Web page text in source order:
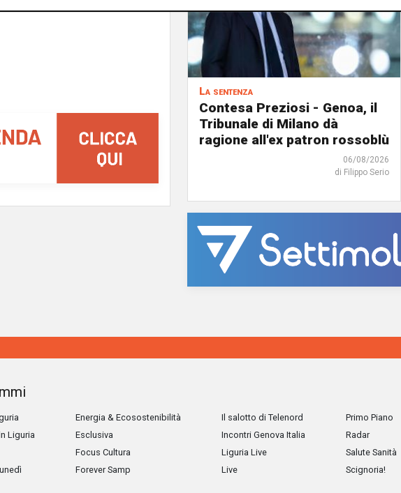
La sentenza
Contesa Preziosi - Genoa, il
Tribunale di Milano dà
ragione all'ex patron rossoblù
06/08/2026
di Filippo Serio
Liguria
Energia & Ecosostenibilità
Esclusiva
Focus Cultura
Forever Samp
Il salotto di Telenord
Incontri Genova Italia
Liguria Live
Live
Primo Piano
Radar
Salute Sanità
Scignoria!